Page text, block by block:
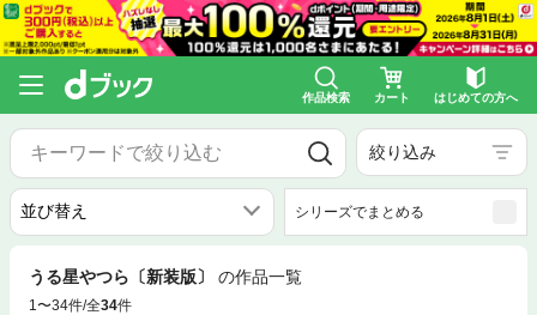
作品検索 カート はじめての方へ
絞り込み
シリーズでまとめる
うる星やつら〔新装版〕 の作品一覧
1〜34件/全34件